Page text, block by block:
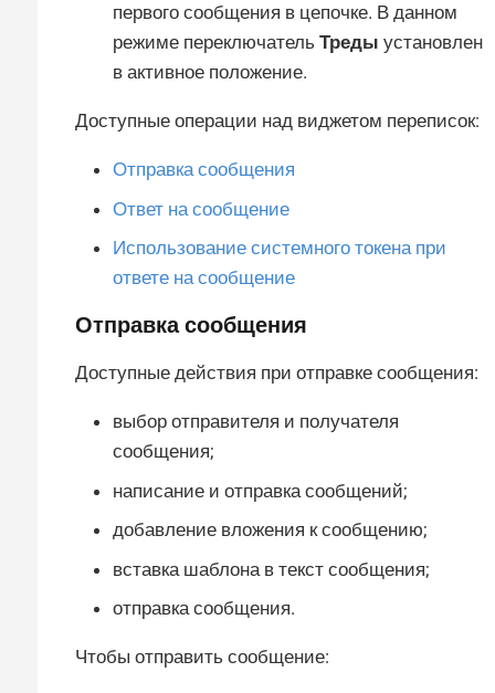
первого сообщения в цепочке. В данном
режиме переключатель Треды установлен
в активное положение.
Доступные операции над виджетом переписок:
Отправка сообщения
Ответ на сообщение
Использование системного токена при
ответе на сообщение
Отправка сообщения
Доступные действия при отправке сообщения:
выбор отправителя и получателя
сообщения;
написание и отправка сообщений;
добавление вложения к сообщению;
вставка шаблона в текст сообщения;
отправка сообщения.
Чтобы отправить сообщение: